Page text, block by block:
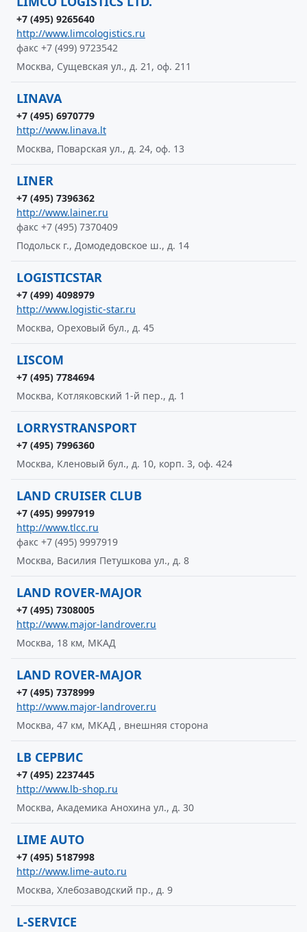
+7 (495) 9265640
http://www.limcologistics.ru
факс +7 (499) 9723542
Москва, Сущевская ул., д. 21, оф. 211
LINAVA
+7 (495) 6970779
http://www.linava.lt
Москва, Поварская ул., д. 24, оф. 13
LINER
+7 (495) 7396362
http://www.lainer.ru
факс +7 (495) 7370409
Подольск г., Домодедовское ш., д. 14
LOGISTICSTAR
+7 (499) 4098979
http://www.logistic-star.ru
Москва, Ореховый бул., д. 45
LISCOM
+7 (495) 7784694
Москва, Котляковский 1-й пер., д. 1
LORRYSTRANSPORT
+7 (495) 7996360
Москва, Кленовый бул., д. 10, корп. 3, оф. 424
LAND CRUISER CLUB
+7 (495) 9997919
http://www.tlcc.ru
факс +7 (495) 9997919
Москва, Василия Петушкова ул., д. 8
LAND ROVER-MAJOR
+7 (495) 7308005
http://www.major-landrover.ru
Москва, 18 км, МКАД
LAND ROVER-MAJOR
+7 (495) 7378999
http://www.major-landrover.ru
Москва, 47 км, МКАД , внешняя сторона
LB СЕРВИС
+7 (495) 2237445
http://www.lb-shop.ru
Москва, Академика Анохина ул., д. 30
LIME AUTO
+7 (495) 5187998
http://www.lime-auto.ru
Москва, Хлебозаводский пр., д. 9
L-SERVICE